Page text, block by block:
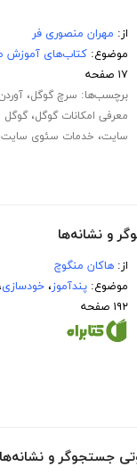
از: مهران منصوری فر
موضوع:کتاب‌های آموزش
۱۷ صفحه
برچسب‌ها: سرچ گوگل،
معرفی امکانات گوگل،گوگل
سایت، خدمات سئوی سایت
و نشانه‌ها
از:هاکان منگوچ
موضوع:پندآموز،خودسازی،
۱۹۲ صفحه
جستجوگر و نشانه‌ها